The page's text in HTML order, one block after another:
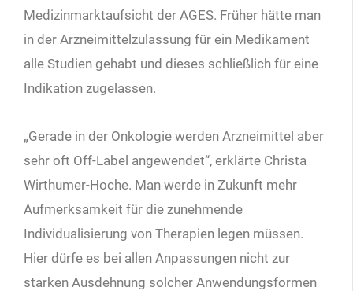
Medizinmarktaufsicht der AGES. Früher hätte man
in der Arzneimittelzulassung für ein Medikament
alle Studien gehabt und dieses schließlich für eine
Indikation zugelassen.
„Gerade in der Onkologie werden Arzneimittel aber
sehr oft Off-Label angewendet“, erklärte Christa
Wirthumer-Hoche. Man werde in Zukunft mehr
Aufmerksamkeit für die zunehmende
Individualisierung von Therapien legen müssen.
Hier dürfe es bei allen Anpassungen nicht zur
starken Ausdehnung solcher Anwendungsformen